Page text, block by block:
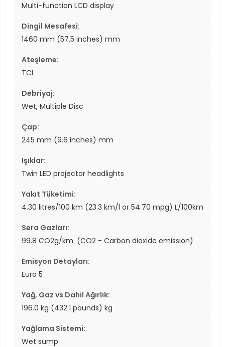
Multi-function LCD display
Dingil Mesafesi:
1460 mm (57.5 inches) mm
Ateşleme:
TCI
Debriyaj:
Wet, Multiple Disc
Çap:
245 mm (9.6 inches) mm
Işıklar:
Twin LED projector headlights
Yakıt Tüketimi:
4.30 litres/100 km (23.3 km/l or 54.70 mpg) L/100km
Sera Gazları:
99.8 CO2g/km. (CO2 - Carbon dioxide emission)
Emisyon Detayları:
Euro 5
Yağ, Gaz vs Dahil Ağırlık:
196.0 kg (432.1 pounds) kg
Yağlama Sistemi:
Wet sump